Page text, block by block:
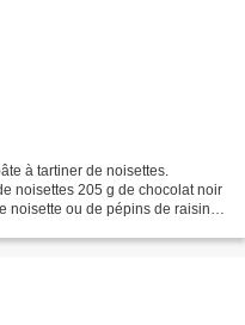
à tartiner de noisettes.
noisettes 205 g de chocolat noir
noisette ou de pépins de raisin 1